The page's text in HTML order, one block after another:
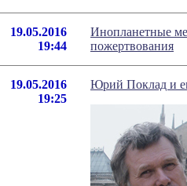
19.05.2016
19:44
Инопланетные
пожертвования
19.05.2016
19:25
Юрий Поклад и